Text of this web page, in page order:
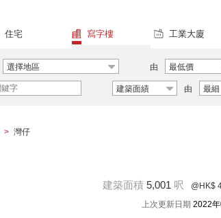
住宅 寫字樓 工業大廈
選擇地區 由 最低價
建築面績 由 最細
> 灣仔
建築面積 5,001 呎 @HK$
上次更新日期 2022